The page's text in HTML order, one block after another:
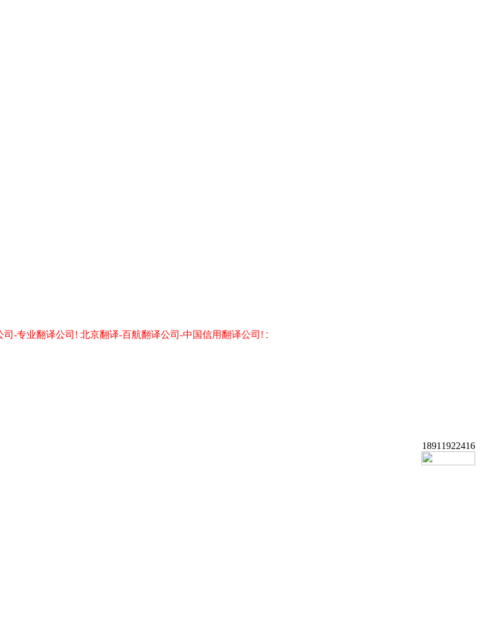
-专业翻译公司! 北京翻译-百航翻译公司-中国信用翻译公司! 北京朝阳区翻译公司! 英语翻译! 日语翻译!俄语翻
18911922416